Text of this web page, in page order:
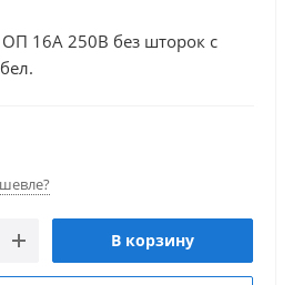
ОП 16А 250В без шторок с
В корзину